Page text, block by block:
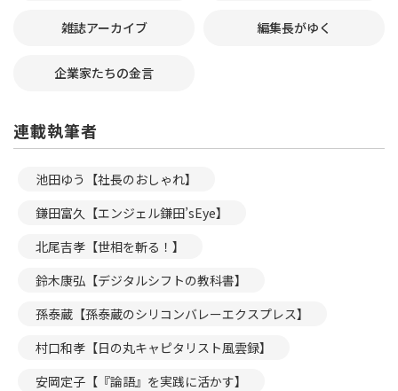
雑誌アーカイブ 編集長がゆく
企業家たちの金言
連載執筆者
池田ゆう【社長のおしゃれ】
鎌田富久【エンジェル鎌田’sEye】
北尾吉孝【世相を斬る！】
鈴木康弘【デジタルシフトの教科書】
孫泰蔵【孫泰蔵のシリコンバレーエクスプレス】
村口和孝【日の丸キャピタリスト風雲録】
安岡定子【『論語』を実践に活かす】